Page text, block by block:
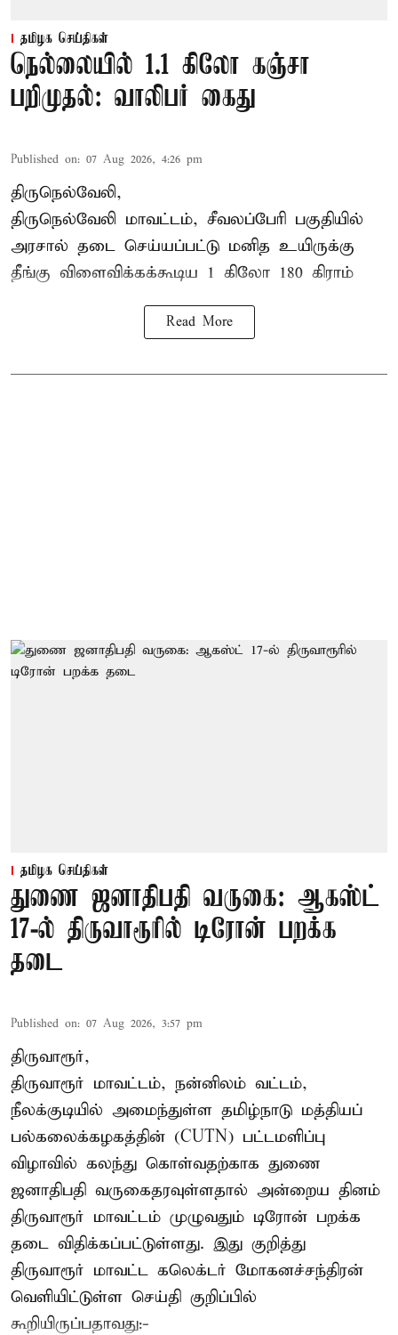
தமிழக செய்திகள்
நெல்லையில் 1.1 கிலோ கஞ்சா
பறிமுதல்: வாலிபர் கைது
Published on: 07 Aug 2026, 4:26 pm
திருநெல்வேலி,
திருநெல்வேலி மாவட்டம், சீவலப்பேரி பகுதியில்
அரசால் தடை செய்யப்பட்டு மனித உயிருக்கு
தீங்கு விளைவிக்கக்கூடிய 1 கிலோ 180 கிராம்
Read More
தமிழக செய்திகள்
துணை ஜனாதிபதி வருகை: ஆகஸ்ட்
17-ல் திருவாரூரில் டிரோன் பறக்க
தடை
Published on: 07 Aug 2026, 3:57 pm
திருவாரூர்,
திருவாரூர் மாவட்டம், நன்னிலம் வட்டம்,
நீலக்குடியில் அமைந்துள்ள தமிழ்நாடு மத்தியப்
பல்கலைக்கழகத்தின் (CUTN) பட்டமளிப்பு
விழாவில் கலந்து கொள்வதற்காக துணை
ஜனாதிபதி வருகைதரவுள்ளதால் அன்றைய தினம்
திருவாரூர் மாவட்டம் முழுவதும் டிரோன் பறக்க
தடை விதிக்கப்பட்டுள்ளது. இது குறித்து
திருவாரூர் மாவட்ட கலெக்டர் மோகனச்சந்திரன்
வெளியிட்டுள்ள செய்தி குறிப்பில்
கூறியிருப்பதாவது:-